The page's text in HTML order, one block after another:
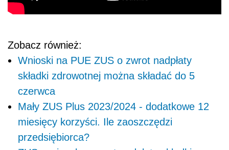
Zobacz również:
Wnioski na PUE ZUS o zwrot nadpłaty
składki zdrowotnej można składać do 5
czerwca
Mały ZUS Plus 2023/2024 - dodatkowe 12
miesięcy korzyści. Ile zaoszczędzi
przedsiębiorca?